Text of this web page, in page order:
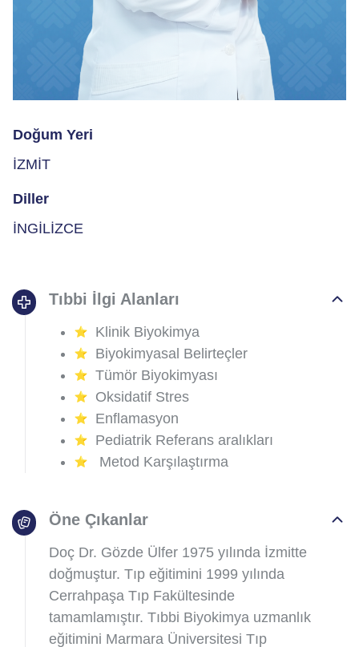
Doğum Yeri
İZMİT
Diller
İNGİLİZCE
Tıbbi İlgi Alanları
Klinik Biyokimya
Biyokimyasal Belirteçler
Tümör Biyokimyası
Oksidatif Stres
Enflamasyon
Pediatrik Referans aralıkları
Metod Karşılaştırma
Öne Çıkanlar
Doç Dr. Gözde Ülfer 1975 yılında İzmitte
doğmuştur. Tıp eğitimini 1999 yılında
Cerrahpaşa Tıp Fakültesinde
tamamlamıştır. Tıbbi Biyokimya uzmanlık
eğitimini Marmara Üniversitesi Tıp